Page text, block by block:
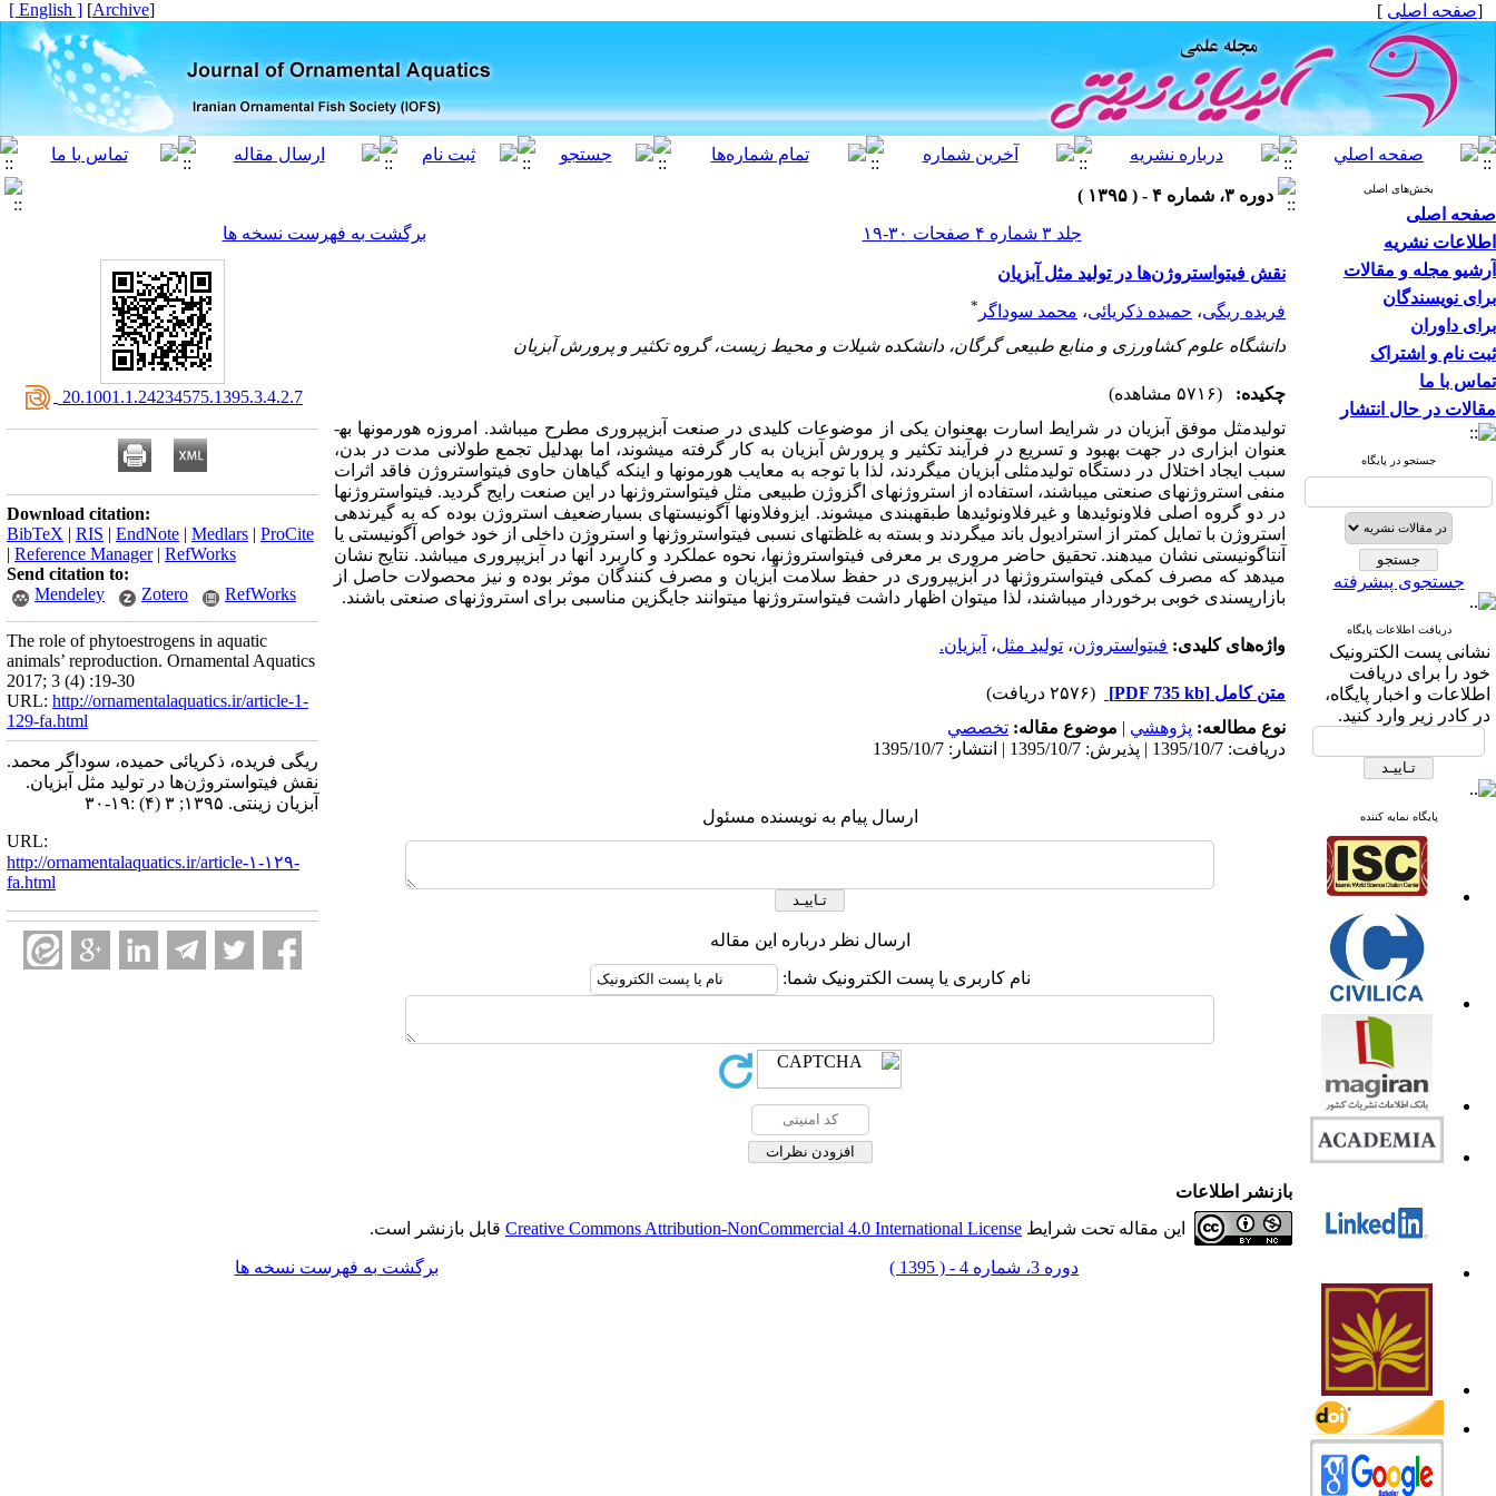
[صفحه اصلی ]
[
Archive
]
[ English ]
بخش‌های اصلی
صفحه اصلی
اطلاعات نشریه
آرشیو مجله و مقالات
برای نویسندگان
برای داوران
ثبت نام و اشتراک
تماس با ما
مقالات در حال انتشار
جستجو در پایگاه
جستجوی پیشرفته
دریافت اطلاعات پایگاه
نشانی پست الکترونیک
خود را برای دریافت
اطلاعات و اخبار پایگاه،
در کادر زیر وارد کنید.
پایگاه نمایه کننده
دوره ۳، شماره ۴ - ( ۱۳۹۵ )
جلد ۳ شماره ۴ صفحات ۳۰-۱۹
برگشت به فهرست نسخه ها
نقش فیتواستروژن‌ها در تولید مثل آبزیان
فریده ریگی، حمیده ذکریائی، محمد سوداگر *
دانشگاه علوم کشاورزی و منابع طبیعی گرگان، دانشکده شیلات و محیط زیست، گروه تکثیر و پرورش آبزیان
چکیده:
(۵۷۱۶ مشاهده)
تولیدمثل موفق آبزیان در شرایط اسارت به­عنوان یکی از موضوعات کلیدی در صنعت آبزی­پروری مطرح می­باشد. امروزه هورمون­ها به­
عنوان ابزاری در جهت بهبود و تسریع در فرآیند تکثیر و پرورش آبزیان به کار گرفته می­شوند، اما به­دلیل تجمع طولانی مدت در بدن،
سبب ایجاد اختلال در دستگاه تولیدمثلی آبزیان می­گردند، لذا با توجه به معایب هورمون­ها و این­که گیاهان حاوی فیتواستروژن فاقد اثرات
منفی استروژن­های صنعتی می­باشند، استفاده از استروژن­های اگزوژن طبیعی مثل فیتواستروژن­ها در این صنعت رایج گردید. فیتواستروژن­ها
در دو گروه اصلی فلاونوئیدها و غیرفلاونوئیدها طبقه­بندی می­شوند. ایزوفلاون­ها آگونیست­های بسیارضعیف استروژن بوده که به گیرنده­ی
استروژن با تمایل کم­تر از استرادیول باند می­گردند و بسته به غلظت­های نسبی فیتواستروژن­ها و استروژن داخلی از خود خواص آگونیستی یا
آنتاگونیستی نشان می­دهند. تحقیق حاضر مروری بر معرفی فیتواستروژن­ها، نحوه عملکرد و کاربرد آن­ها در آبزی­پروری می­باشد. نتایج نشان
می­دهد که مصرف کمکی فیتواستروژن­ها در آبزی­پروری در حفظ سلامت آبزیان و مصرف کنندگان موثر بوده و نیز محصولات حاصل از
بازارپسندی خوبی برخوردار می­باشند، لذا می­توان اظهار داشت فیتواستروژن­ها می­­توانند جایگزین مناسبی برای استروژن­های صنعتی باشند.
واژه‌های کلیدی: فیتواستروژن، تولید مثل، آبزیان.
متن کامل [PDF 735 kb]
(۲۵۷۶ دریافت)
نوع مطالعه: پژوهشي | موضوع مقاله: تخصصي
دریافت: 1395/10/7 | پذیرش: 1395/10/7 | انتشار: 1395/10/7
ارسال پیام به نویسنده مسئول
ارسال نظر درباره این مقاله
نام کاربری یا پست الکترونیک شما:
‎ 20.1001.1.24234575.1395.3.4.2.7
Download citation:
BibTeX | RIS | EndNote | Medlars | ProCite
| Reference Manager| RefWorks
Send citation to:
Mendeley
Zotero RefWorks
The role of phytoestrogens in aquatic
animals’ reproduction. Ornamental Aquatics
2017; 3 (4) :19-30
URL: http://ornamentalaquatics.ir/article-1-
129-fa.html
ریگی فریده، ذکریائی حمیده، سوداگر محمد.
نقش فیتواستروژن‌ها در تولید مثل آبزیان.
آبزیان زینتی. ۱۳۹۵; ۳ (۴) :۱۹-۳۰
URL:
http://ornamentalaquatics.ir/article-۱-۱۲۹-
fa.html
بازنشر اطلاعات
این مقاله تحت شرایط Creative Commons Attribution-NonCommercial 4.0 International License قابل بازنشر است.
دوره 3، شماره 4 - ( 1395 ) برگشت به فهرست نسخه ها